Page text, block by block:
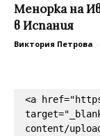
Менорка на
в Испания
Виктория Петрова -
<a
content/